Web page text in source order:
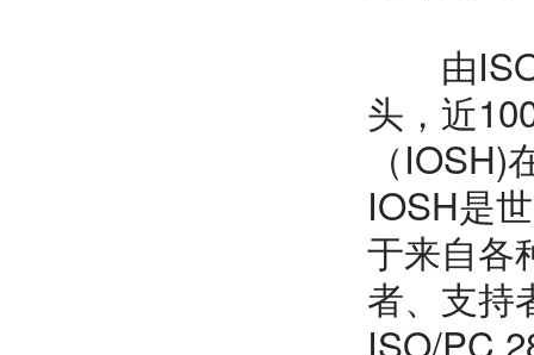
由ISO
头，近
（
IOSH是
于来自各
者、支持
ISO/PC